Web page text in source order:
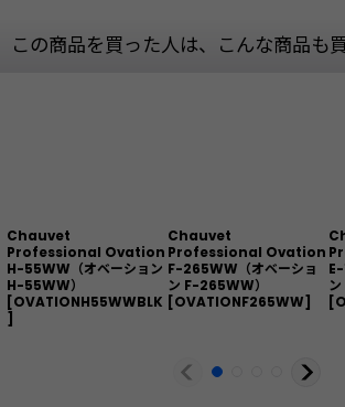
この商品を買った人は、こんな商品も
Chauvet
Professional Ovation
H-55WW（オベーション
H-55WW）
[OVATIONH55WWBLK
]
Chauvet
Professional Ovation
F-265WW（オベーショ
ン F-265WW）
[OVATIONF265WW]
[